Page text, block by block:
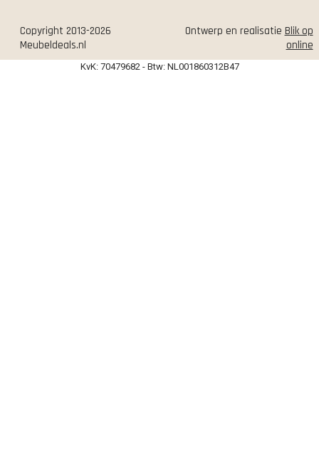
Copyright 2013-2026
Meubeldeals.nl
Ontwerp en realisatie Blik op
online
KvK: 70479682 - Btw: NL001860312B47